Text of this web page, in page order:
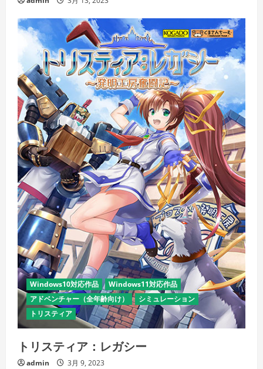
Windows10対応作品
Windows11対応作品
アドベンチャー（全年齢向け）
シミュレーション
トリスティア
トリスティア：レガシー
admin 3月 9, 2023